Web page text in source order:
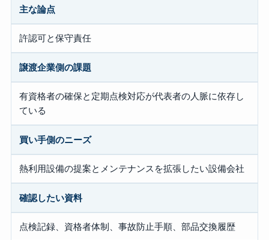
主な論点
許認可と保守責任
譲渡企業側の課題
有資格者の確保と定期点検対応が代表者の人脈に依存し
ている
買い手側のニーズ
熱利用設備の提案とメンテナンスを拡張したい設備会社
確認したい資料
点検記録、資格者体制、事故防止手順、部品交換履歴